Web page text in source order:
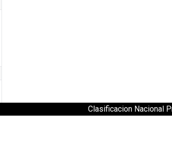
Clasificacion Nacional